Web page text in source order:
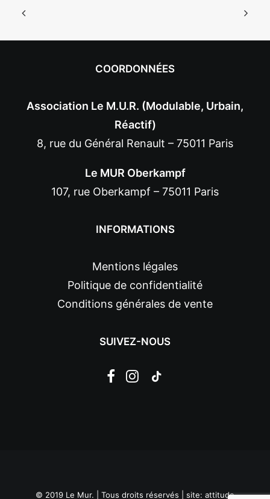
COORDONNÉES
Association Le M.U.R. (Modulable, Urbain,
Réactif)
8, rue du Général Renault – 75011 Paris
Le MUR Oberkampf
107, rue Oberkampf – 75011 Paris
INFORMATIONS
Mentions légales
Politique de confidentialité
Conditions générales de vente
SUIVEZ-NOUS
© 2019 Le Mur. | Tous droits réservés | site: attitude